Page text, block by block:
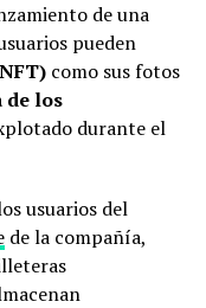
de una
pueden
como sus fotos
de los
durante el
usuarios del
de la compañía,